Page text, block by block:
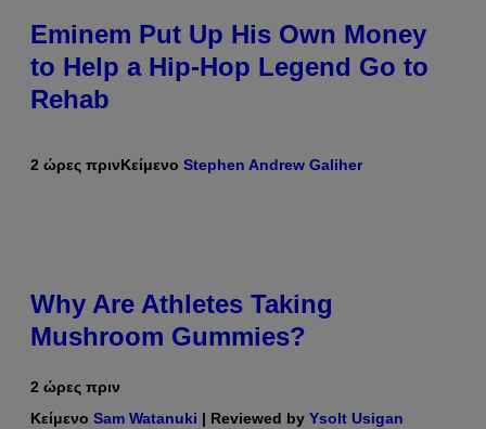
Eminem Put Up His Own Money
to Help a Hip-Hop Legend Go to
Rehab
2 ώρες πρινΚείμενο Stephen Andrew Galiher
Why Are Athletes Taking
Mushroom Gummies?
2 ώρες πριν
Κείμενο Sam Watanuki | Reviewed by Ysolt Usigan